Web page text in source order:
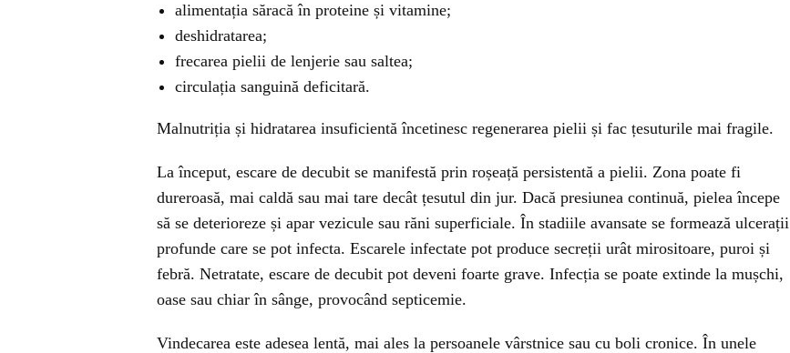
alimentația săracă în proteine și vitamine;
deshidratarea;
frecarea pielii de lenjerie sau saltea;
circulația sanguină deficitară.
Malnutriția și hidratarea insuficientă încetinesc regenerarea pielii și fac țesuturile mai fragile.
La început, escare de decubit se manifestă prin roșeață persistentă a pielii. Zona poate fi
dureroasă, mai caldă sau mai tare decât țesutul din jur. Dacă presiunea continuă, pielea începe
să se deterioreze și apar vezicule sau răni superficiale. În stadiile avansate se formează ulcerații
profunde care se pot infecta. Escarele infectate pot produce secreții urât mirositoare, puroi și
febră. Netratate, escare de decubit pot deveni foarte grave. Infecția se poate extinde la mușchi,
oase sau chiar în sânge, provocând septicemie.
Vindecarea este adesea lentă, mai ales la persoanele vârstnice sau cu boli cronice. În unele